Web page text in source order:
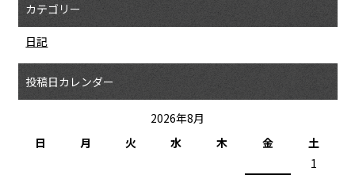
カテゴリー
日記
投稿日カレンダー
2026年8月
日
月 火 水 木 金 土
1